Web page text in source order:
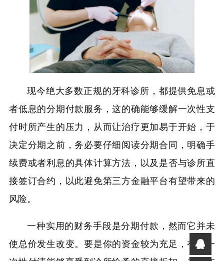
现今绝大多数正规的牙科诊所，都提供免息或
者低息的分期付款服务，这的确能够缓解一次性支
付时所产生的压力，从而让治疗更加易于开始，于
决定分期之前，务必要仔细阅读分期合同，明确手
续费或者利息的具体计算方法，以及是否与诊所直
接签订合约，以此避免第三方金融平台有望带来的
风险。
一种实用的财务手段是分期付款，然而它并未
使总价发生改变。要是你的资金较为充足，有时一